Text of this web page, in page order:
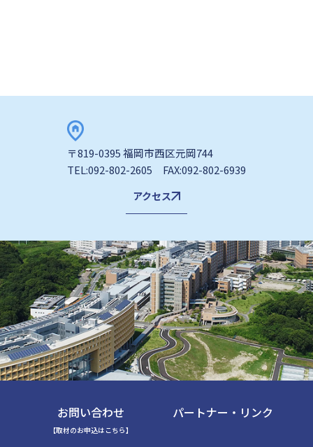
〒819-0395 福岡市西区元岡744
TEL:092-802-2605 FAX:092-802-6939
アクセス
お問い合わせ
【取材のお申込はこちら】
パートナー・リンク